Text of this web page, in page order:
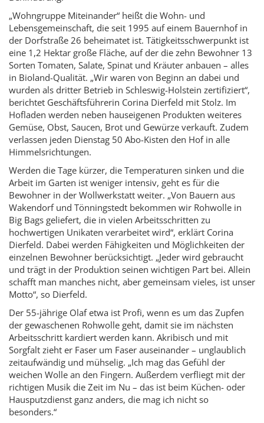
„Wohngruppe Miteinander“ heißt die Wohn- und
Lebensgemeinschaft, die seit 1995 auf einem Bauernhof in
der Dorfstraße 26 beheimatet ist. Tätigkeitsschwerpunkt ist
eine 1,2 Hektar große Fläche, auf der die zehn Bewohner 13
Sorten Tomaten, Salate, Spinat und Kräuter anbauen – alles
in Bioland-Qualität. „Wir waren von Beginn an dabei und
wurden als dritter Betrieb in Schleswig-Holstein zertifiziert“,
berichtet Geschäftsführerin Corina Dierfeld mit Stolz. Im
Hofladen werden neben hauseigenen Produkten weiteres
Gemüse, Obst, Saucen, Brot und Gewürze verkauft. Zudem
verlassen jeden Dienstag 50 Abo-Kisten den Hof in alle
Himmelsrichtungen.
Werden die Tage kürzer, die Temperaturen sinken und die
Arbeit im Garten ist weniger intensiv, geht es für die
Bewohner in der Wollwerkstatt weiter. „Von Bauern aus
Wakendorf und Tönningstedt bekommen wir Rohwolle in
Big Bags geliefert, die in vielen Arbeitsschritten zu
hochwertigen Unikaten verarbeitet wird“, erklärt Corina
Dierfeld. Dabei werden Fähigkeiten und Möglichkeiten der
einzelnen Bewohner berücksichtigt. „Jeder wird gebraucht
und trägt in der Produktion seinen wichtigen Part bei. Allein
schafft man manches nicht, aber gemeinsam vieles, ist unser
Motto“, so Dierfeld.
Der 55-jährige Olaf etwa ist Profi, wenn es um das Zupfen
der gewaschenen Rohwolle geht, damit sie im nächsten
Arbeitsschritt kardiert werden kann. Akribisch und mit
Sorgfalt zieht er Faser um Faser auseinander – unglaublich
zeitaufwändig und mühselig. „Ich mag das Gefühl der
weichen Wolle an den Fingern. Außerdem verfliegt mit der
richtigen Musik die Zeit im Nu – das ist beim Küchen- oder
Hausputzdienst ganz anders, die mag ich nicht so
besonders.“